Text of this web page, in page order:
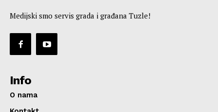
Medijski smo servis grada i građana Tuzle!
Info
O nama